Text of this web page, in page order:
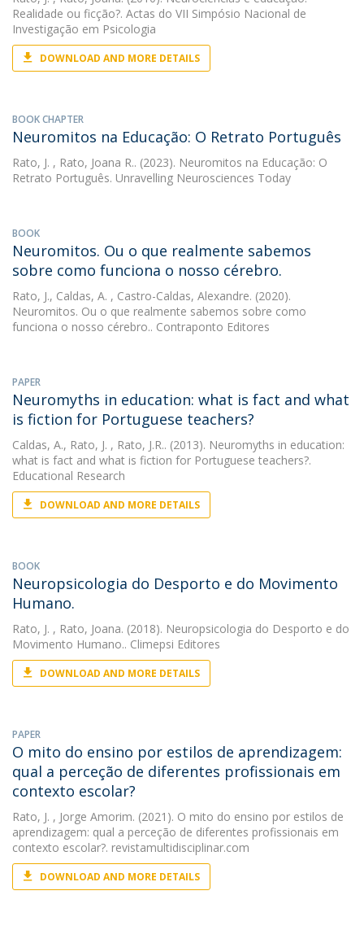
Realidade ou ficção?. Actas do VII Simpósio Nacional de
Investigação em Psicologia
DOWNLOAD AND MORE DETAILS
BOOK CHAPTER
Neuromitos na Educação: O Retrato Português
Rato, J. , Rato, Joana R.. (2023). Neuromitos na Educação: O
Retrato Português. Unravelling Neurosciences Today
BOOK
Neuromitos. Ou o que realmente sabemos
sobre como funciona o nosso cérebro.
Rato, J., Caldas, A. , Castro-Caldas, Alexandre. (2020).
Neuromitos. Ou o que realmente sabemos sobre como
funciona o nosso cérebro.. Contraponto Editores
PAPER
Neuromyths in education: what is fact and what
is fiction for Portuguese teachers?
Caldas, A., Rato, J. , Rato, J.R.. (2013). Neuromyths in education:
what is fact and what is fiction for Portuguese teachers?.
Educational Research
DOWNLOAD AND MORE DETAILS
BOOK
Neuropsicologia do Desporto e do Movimento
Humano.
Rato, J. , Rato, Joana. (2018). Neuropsicologia do Desporto e do
Movimento Humano.. Climepsi Editores
DOWNLOAD AND MORE DETAILS
PAPER
O mito do ensino por estilos de aprendizagem:
qual a perceção de diferentes profissionais em
contexto escolar?
Rato, J. , Jorge Amorim. (2021). O mito do ensino por estilos de
aprendizagem: qual a perceção de diferentes profissionais em
contexto escolar?. revistamultidisciplinar.com
DOWNLOAD AND MORE DETAILS